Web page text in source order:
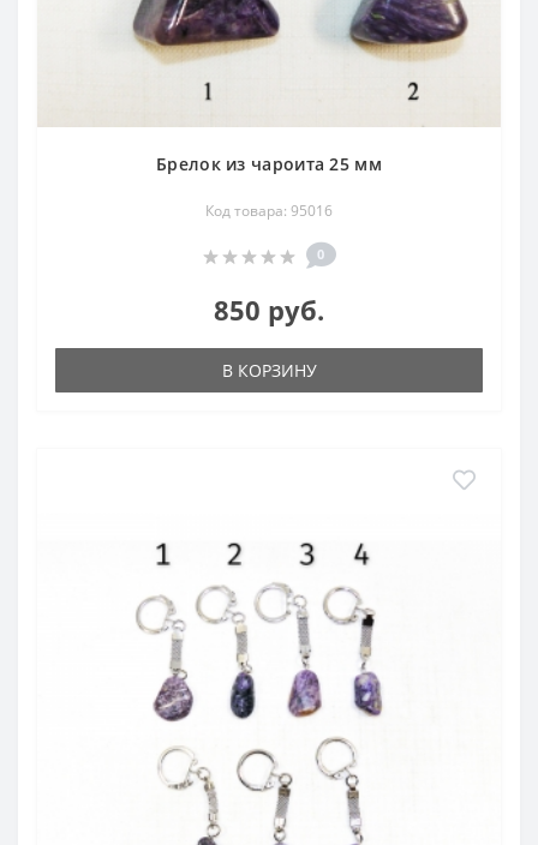
Брелок из чароита 25 мм
Код товара: 95016
0
850 руб.
В КОРЗИНУ